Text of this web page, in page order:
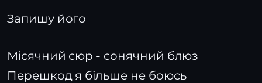
Запишу його
Місячний сюр - cонячний блюз
Перешкод я більше не боюсь